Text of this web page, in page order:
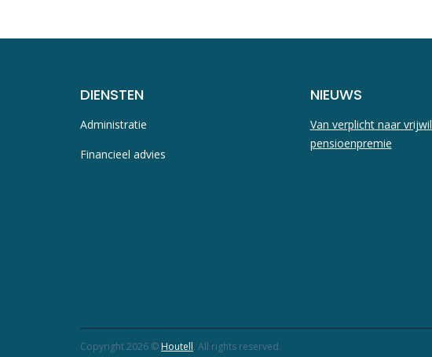
DIENSTEN
Administratie
Financieel advies
NIEUWS
Van verplicht naar
pensioenpremie
Copyright 2026 © Houtell. All rights reserved.